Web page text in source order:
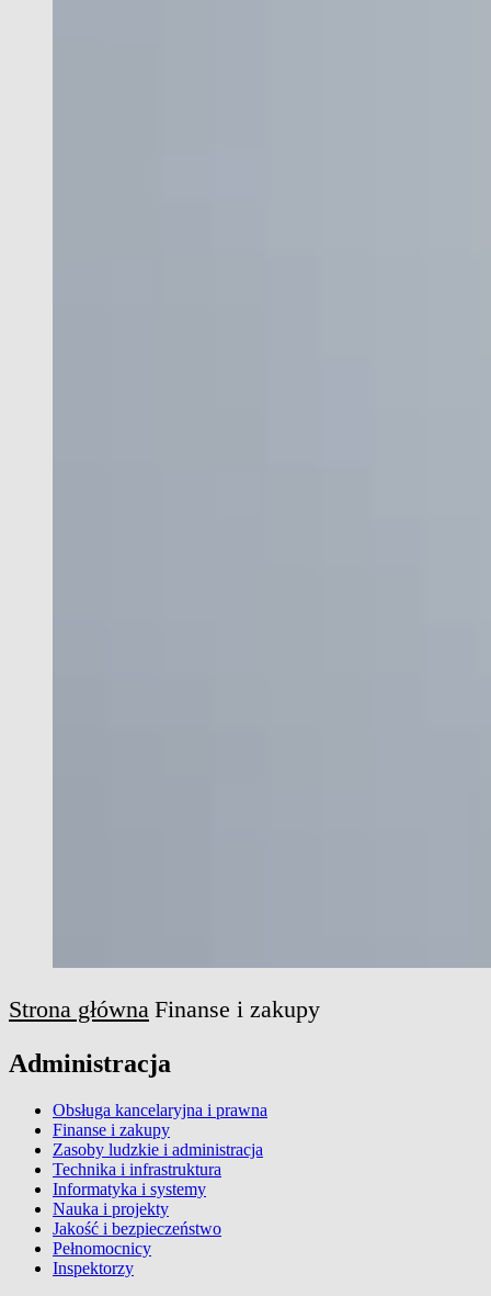
Strona główna Finanse i zakupy
Administracja
Obsługa kancelaryjna i prawna
Finanse i zakupy
Zasoby ludzkie i administracja
Technika i infrastruktura
Informatyka i systemy
Nauka i projekty
Jakość i bezpieczeństwo
Pełnomocnicy
Inspektorzy